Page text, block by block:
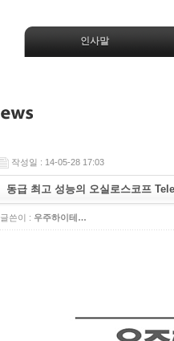
인사말
작성일 : 14-05-28 17:03
동급 최고 성능의 오실로스코프
글쓴이 : 우주하이테…